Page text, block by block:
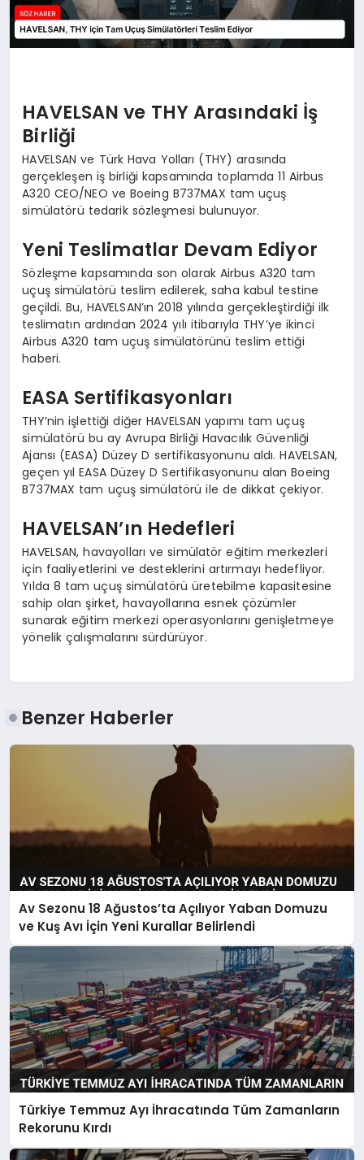
HAVELSAN ve THY Arasındaki İş
Birliği
HAVELSAN ve Türk Hava Yolları (THY) arasında
gerçekleşen iş birliği kapsamında toplamda 11 Airbus
A320 CEO/NEO ve Boeing B737MAX tam uçuş
simülatörü tedarik sözleşmesi bulunuyor.
Yeni Teslimatlar Devam Ediyor
Sözleşme kapsamında son olarak Airbus A320 tam
uçuş simülatörü teslim edilerek, saha kabul testine
geçildi. Bu, HAVELSAN’ın 2018 yılında gerçekleştirdiği ilk
teslimatın ardından 2024 yılı itibarıyla THY’ye ikinci
Airbus A320 tam uçuş simülatörünü teslim ettiği
haberi.
EASA Sertifikasyonları
THY’nin işlettiği diğer HAVELSAN yapımı tam uçuş
simülatörü bu ay Avrupa Birliği Havacılık Güvenliği
Ajansı (EASA) Düzey D sertifikasyonunu aldı. HAVELSAN,
geçen yıl EASA Düzey D Sertifikasyonunu alan Boeing
B737MAX tam uçuş simülatörü ile de dikkat çekiyor.
HAVELSAN’ın Hedefleri
HAVELSAN, havayolları ve simülatör eğitim merkezleri
için faaliyetlerini ve desteklerini artırmayı hedefliyor.
Yılda 8 tam uçuş simülatörü üretebilme kapasitesine
sahip olan şirket, havayollarına esnek çözümler
sunarak eğitim merkezi operasyonlarını genişletmeye
yönelik çalışmalarını sürdürüyor.
Benzer Haberler
Av Sezonu 18 Ağustos’ta Açılıyor Yaban Domuzu
ve Kuş Avı İçin Yeni Kurallar Belirlendi
Türkiye Temmuz Ayı İhracatında Tüm Zamanların
Rekorunu Kırdı